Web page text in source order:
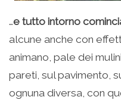
…e tutto intorno
alcune anche con
animano, pale dei
pareti, sul pavimento,
ognuna diversa, con